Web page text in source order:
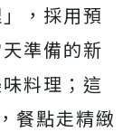
，採用預
準備的新
料理；這
餐點走精緻